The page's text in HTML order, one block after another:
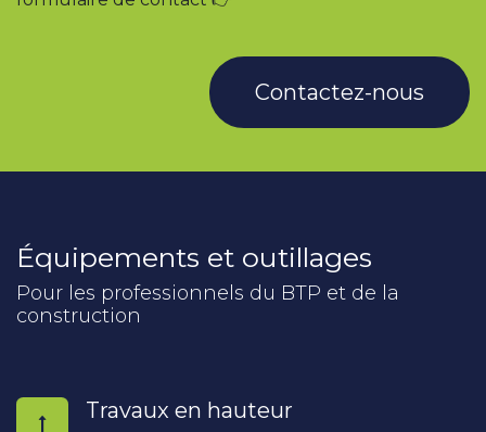
Contactez-nous
Équipements et outillages
Pour les professionnels du BTP et de la
construction
Travaux en hauteur